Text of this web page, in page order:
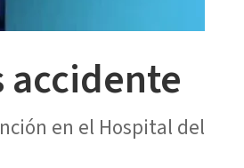
accidente
en el Hospital del